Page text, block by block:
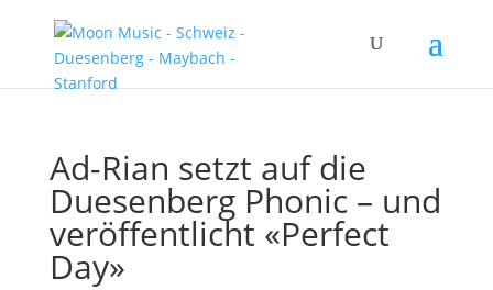
Ad-Rian setzt auf die
Duesenberg Phonic – und
veröffentlicht «Perfect
Day»